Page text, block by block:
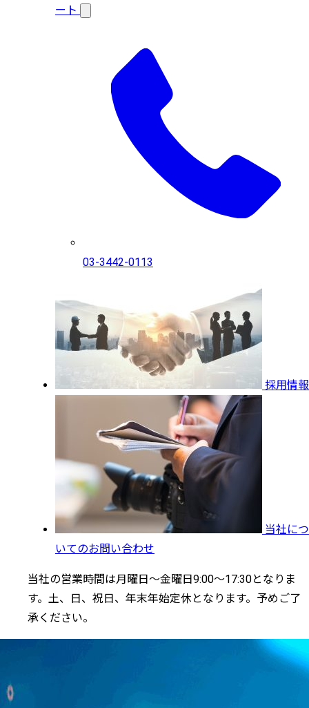
ート
03-3442-0113
採用情報
当社につ
いてのお問い合わせ
当社の営業時間は月曜日～金曜日9:00～17:30となりま
す。土、日、祝日、年末年始定休となります。予めご了
承ください。